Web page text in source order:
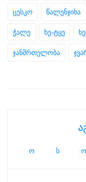
ცესკო წალენჯიხა
ჭალე ხე-ტყე
ჯანმრთელობა
ო ს ო